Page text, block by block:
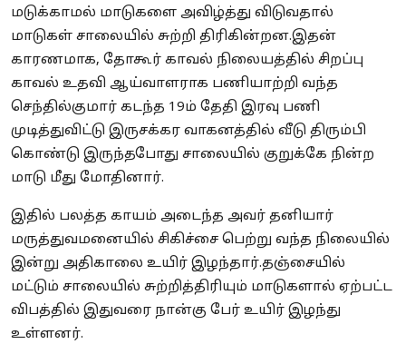
மடுக்காமல் மாடுகளை அவிழ்த்து விடுவதால்
மாடுகள் சாலையில் சுற்றி திரிகின்றன.இதன்
காரணமாக, தோகூர் காவல் நிலையத்தில் சிறப்பு
காவல் உதவி ஆய்வாளராக பணியாற்றி வந்த
செந்தில்குமார் கடந்த 19ம் தேதி இரவு பணி
முடித்துவிட்டு இருசக்கர வாகனத்தில் வீடு திரும்பி
கொண்டு இருந்தபோது சாலையில் குறுக்கே நின்ற
மாடு மீது மோதினார்.
இதில் பலத்த காயம் அடைந்த அவர் தனியார்
மருத்துவமனையில் சிகிச்சை பெற்று வந்த நிலையில்
இன்று அதிகாலை உயிர் இழந்தார்.தஞ்சையில்
மட்டும் சாலையில் சுற்றித்திரியும் மாடுகளால் ஏற்பட்ட
விபத்தில் இதுவரை நான்கு பேர் உயிர் இழந்து
உள்ளனர்.